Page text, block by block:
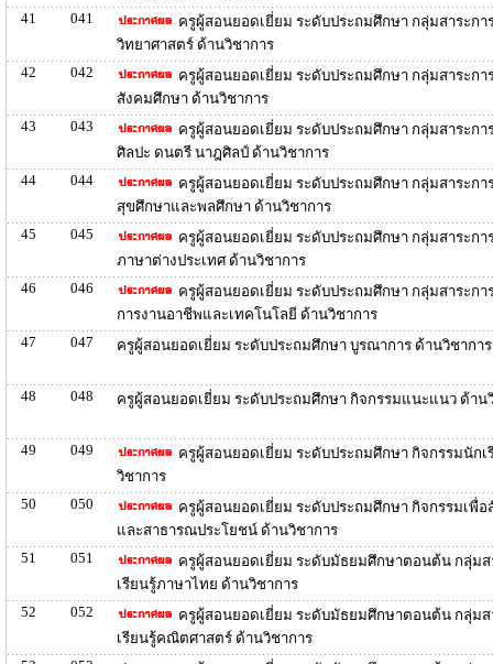
41
041
ครูผู้สอนยอดเยี่ยม ระดับประถมศึกษา กลุ่มสาระกา
วิทยาศาสตร์ ด้านวิชาการ
42
042
ครูผู้สอนยอดเยี่ยม ระดับประถมศึกษา กลุ่มสาระกา
สังคมศึกษา ด้านวิชาการ
43
043
ครูผู้สอนยอดเยี่ยม ระดับประถมศึกษา กลุ่มสาระกา
ศิลปะ ดนตรี นาฎศิลป์ ด้านวิชาการ
44
044
ครูผู้สอนยอดเยี่ยม ระดับประถมศึกษา กลุ่มสาระกา
สุขศึกษาและพลศึกษา ด้านวิชาการ
45
045
ครูผู้สอนยอดเยี่ยม ระดับประถมศึกษา กลุ่มสาระกา
ภาษาต่างประเทศ ด้านวิชาการ
46
046
ครูผู้สอนยอดเยี่ยม ระดับประถมศึกษา กลุ่มสาระกา
การงานอาชีพและเทคโนโลยี ด้านวิชาการ
47
047 ครูผู้สอนยอดเยี่ยม ระดับประถมศึกษา บูรณาการ ด้านวิชาการ
48 048 ครูผู้สอนยอดเยี่ยม ระดับประถมศึกษา กิจกรรมแนะแนว ด้าน
49 049
ครูผู้สอนยอดเยี่ยม ระดับประถมศึกษา กิจกรรมนักเ
วิชาการ
50
050
ครูผู้สอนยอดเยี่ยม ระดับประถมศึกษา กิจกรรมเพื่อ
และสาธารณประโยชน์ ด้านวิชาการ
51
051
ครูผู้สอนยอดเยี่ยม ระดับมัธยมศึกษาตอนต้น กลุ่มส
เรียนรู้ภาษาไทย ด้านวิชาการ
52
052
ครูผู้สอนยอดเยี่ยม ระดับมัธยมศึกษาตอนต้น กลุ่มส
เรียนรู้คณิตศาสตร์ ด้านวิชาการ